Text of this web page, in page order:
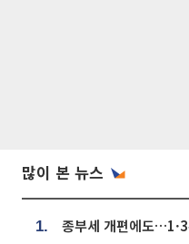
많이 본 뉴스
1.